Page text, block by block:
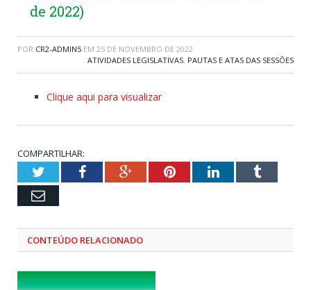
de 2022)
POR CR2-ADMIN5 EM 25 DE NOVEMBRO DE 2022
ATIVIDADES LEGISLATIVAS, PAUTAS E ATAS DAS SESSÕES
Clique aqui para visualizar
COMPARTILHAR:
TwitterFacebookGoogle+PinterestLinkedInTumblr
Email
CONTEÚDO RELACIONADO